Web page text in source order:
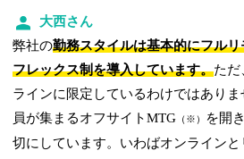
大西さん
弊社の勤務スタイルは基本的にフル
フレックス制を導入しています。ただ
ラインに限定しているわけではあり
員が集まるオフサイトMTG （※）
を開
切にしています。いわばオンライン